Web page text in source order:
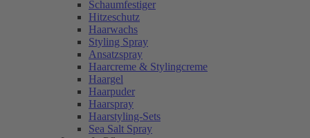
Schaumfestiger
Hitzeschutz
Haarwachs
Styling Spray
Ansatzspray
Haarcreme & Stylingcreme
Haargel
Haarpuder
Haarspray
Haarstyling-Sets
Sea Salt Spray